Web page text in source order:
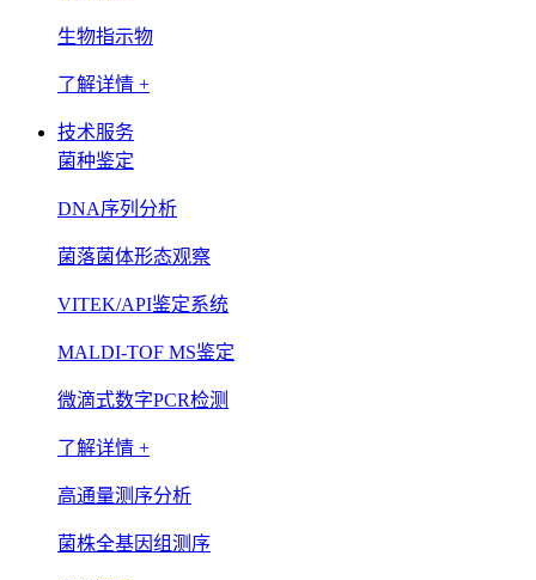
生物指示物
了解详情 +
技术服务
菌种鉴定
DNA序列分析
菌落菌体形态观察
VITEK/API鉴定系统
MALDI-TOF MS鉴定
微滴式数字PCR检测
了解详情 +
高通量测序分析
菌株全基因组测序